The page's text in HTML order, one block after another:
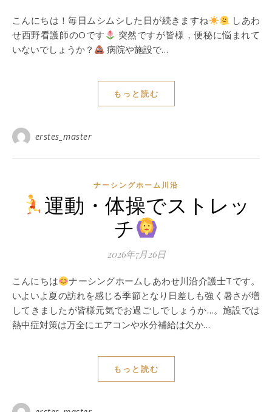
こんにちは！毎日ムシムシした日が続きますね
しあわ
せ西野看護師のOです
突然ですが皆様，便秘に悩まれて
いないでしょうか？
病院や施設で…
もっと読む
erstes_master
ナーシングホーム川沿
運動・体操でストレッ
チ
2026年7月26日
こんにちは
ナーシングホームしあわせ川沿介護士Tです。
いよいよ夏の訪れを感じる季節となり日差しも強く暑さが増
してきましたが皆様元気でお過ごしでしょうか…。施設では
熱中症対策は万全にエアコンや水分補給は欠か…
もっと読む